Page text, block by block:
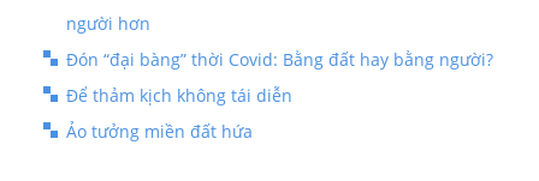
người hơn
Đón “đại bàng” thời Covid: Bằng đất hay bằng người?
Để thảm kịch không tái diễn
Ảo tưởng miền đất hứa